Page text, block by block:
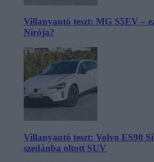
Villanyautó teszt: MG S5EV –
Nirója?
Villanyautó teszt: Volvo ES90
szedánba oltott SUV